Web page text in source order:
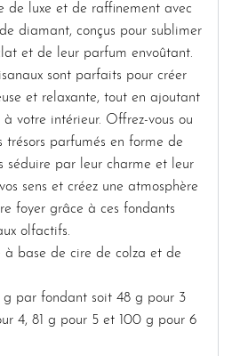
de luxe et de raffinement avec
diamant, conçus pour sublimer
et de leur parfum envoûtant.
sont parfaits pour créer
et relaxante, tout en ajoutant
votre intérieur. Offrez-vous ou
trésors parfumés en forme de
séduire par leur charme et leur
sens et créez une atmosphère
foyer grâce à ces fondants
olfactifs.
à base de cire de colza et de
g par fondant soit 48 g pour 3
4, 81 g pour 5 et 100 g pour 6